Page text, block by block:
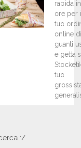
rapida
ore per
tuo
online di
guanti
e getta
tuo
:/